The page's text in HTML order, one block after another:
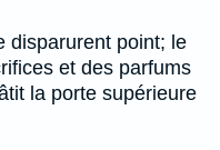
disparurent point; le
et des parfums
la porte supérieure